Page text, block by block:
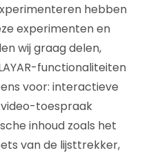
hebben
experimenten en
wij graag delen,
functionaliteiten
voor: interactieve
toespraak
inhoud zoals het
van de lijsttrekker,